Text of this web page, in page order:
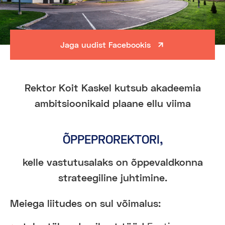
Jaga uudist Facebookis
Rektor Koit Kaskel kutsub akadeemia
ambitsioonikaid plaane ellu viima
ÕPPEPROREKTORI,
kelle vastutusalaks on õppevaldkonna
strateegiline juhtimine.
Meiega liitudes on sul võimalus: